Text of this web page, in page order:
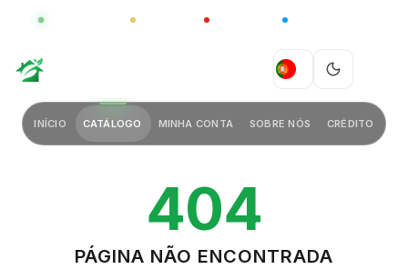
GLOBAL CHINA
PT
INÍCIO CATÁLOGO MINHA CONTA SOBRE NÓS CRÉDITO
404
PÁGINA NÃO ENCONTRADA